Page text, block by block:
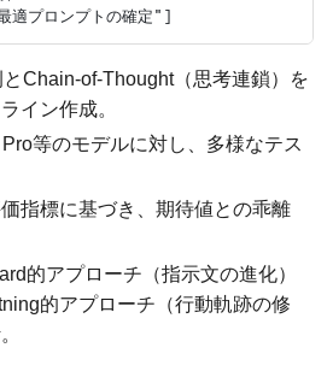
Chain-of-Thought（思考連鎖）を
イン作成。
等のモデルに対し、多様なテス
価指標に基づき、期待値との乖離
的アプローチ（指示文の進化）
的アプローチ（行動軌跡の修